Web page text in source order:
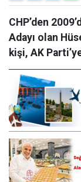
CHP’den
Adayı olan
kişi, AK